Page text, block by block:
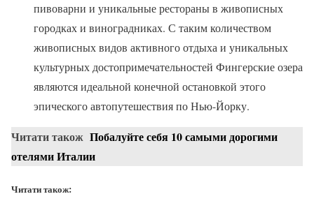
пивоварни и уникальные рестораны в живописных
городках и виноградниках. С таким количеством
живописных видов активного отдыха и уникальных
культурных достопримечательностей Фингерские озера
являются идеальной конечной остановкой этого
эпического автопутешествия по Нью-Йорку.
Читати також Побалуйте себя 10 самыми дорогими
отелями Италии
Читати також: